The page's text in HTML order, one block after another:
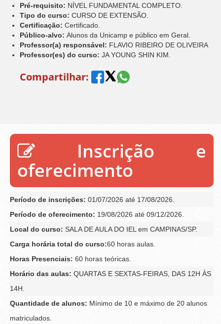
Pré-requisito: NÍVEL FUNDAMENTAL COMPLETO.
Tipo do curso: CURSO DE EXTENSÃO.
Certificação: Certificado.
Público-alvo: Alunos da Unicamp e público em Geral.
Professor(a) responsável: FLAVIO RIBEIRO DE OLIVEIRA
Professor(es) do curso: JA YOUNG SHIN KIM.
Compartilhar:
Inscrição e
oferecimento
Período de inscrições: 01/07/2026 até 17/08/2026.
Período de oferecimento: 19/08/2026 até 09/12/2026.
Local do curso: SALA DE AULA DO IEL em CAMPINAS/SP.
Carga horária total do curso:60 horas aulas.
Horas Presenciais: 60 horas teóricas.
Horário das aulas: QUARTAS E SEXTAS-FEIRAS, DAS 12H ÀS
14H.
Quantidade de alunos: Mínimo de 10 e máximo de 20 alunos
matriculados.